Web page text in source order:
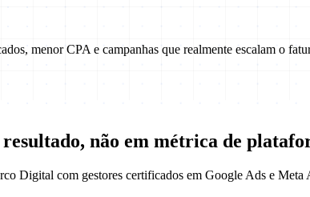
menor CPA e campanhas que realmente escalam o
resultado, não em métrica de
Digital com gestores certificados em Google Ads e